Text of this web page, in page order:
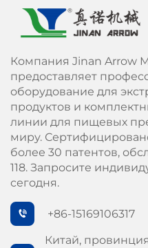
Компания Jinan Arrow
предоставляет
оборудование для
продуктов и
линии для пищевых
миру.
более 30 патентов,
118. Запросите
сегодня.
+86-15169106317
Китай,